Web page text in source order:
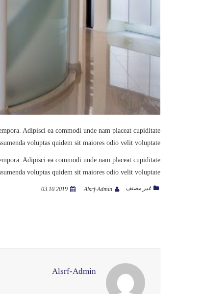
Adipisci ea commodi unde nam placeat cupiditate
voluptas quidem sit maiores odio velit voluptate.
Adipisci ea commodi unde nam placeat cupiditate
voluptas quidem sit maiores odio velit voluptate.
Alsrf-Admin
03.10.2019 غير مصنف
Alsrf-Admin